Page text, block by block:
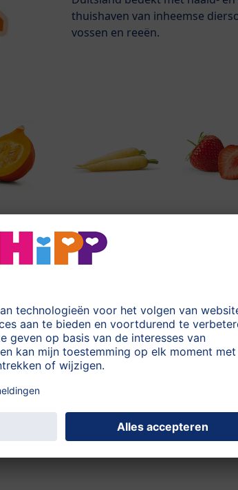
thuishaven van inheemse
vossen en reeën.